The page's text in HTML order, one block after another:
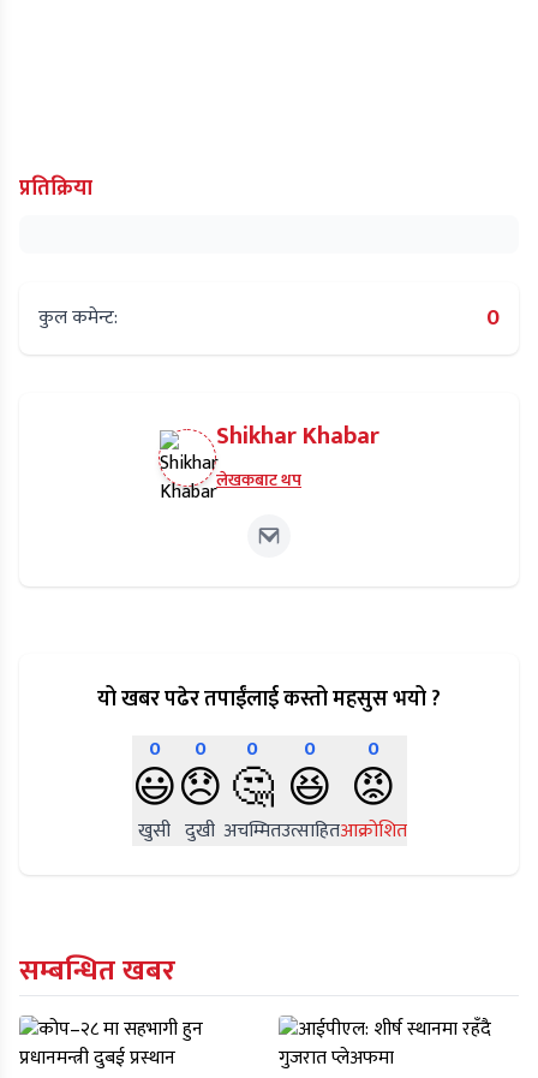
प्रतिक्रिया
कुल कमेन्ट: 0
Shikhar Khabar
लेखकबाट थप
यो खबर पढेर तपाईंलाई कस्तो महसुस भयो ?
0
😃
खुसी
0
😞
दुखी
0
🤔
अचम्मित
0
😆
उत्साहित
0
😡
आक्रोशित
सम्बन्धित खबर